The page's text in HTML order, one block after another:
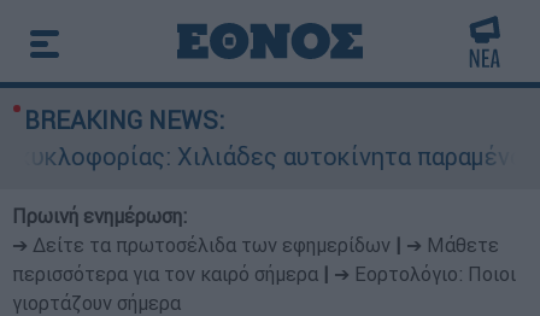
BREAKING NEWS:
Χιλιάδες αυτοκίνητα παραμένουν
Πρωινή ενημέρωση:
➔ Δείτε τα πρωτοσέλιδα των εφημερίδων
➔ Μάθετε
περισσότερα για τον καιρό σήμερα
➔ Εορτολόγιο: Ποιοι
γιορτάζουν σήμερα